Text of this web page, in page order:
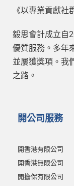
《以專業貢獻社
毅思會計成立自
優質服務。多年
並屢獲獎項。我
之路。
開公司服務
開香港有限公司
開香港無限公司
開擔保有限公司